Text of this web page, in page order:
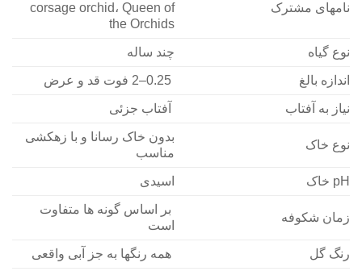
نامهای مشترک
corsage orchid، Queen of
the Orchids
نوع گیاه چند ساله
اندازه بالغ
نیاز به آفتاب آفتاب جزئی
نوع خاک
بدون خاک رسانا و با زهکشی
مناسب
pH خاک اسیدی
زمان شکوفه
بر اساس گونه ها متفاوت
است
رنگ گل همه رنگها به جز آبی واقعی